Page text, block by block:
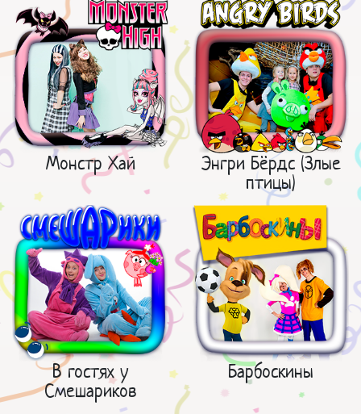
Монстр Хай
Энгри Бёрдс (Злые
птицы)
В гостях у
Смешариков
Барбоскины